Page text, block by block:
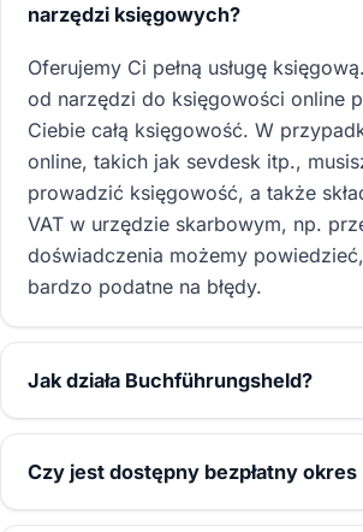
narzędzi księgowych?
Oferujemy Ci pełną usługę
od narzędzi do księgowości online
Ciebie całą księgowość. W
online, takich jak sevdesk itp.,
prowadzić księgowość, a także
VAT w urzędzie skarbowym, np.
doświadczenia możemy
bardzo podatne na błędy.
Jak działa Buchführungsheld?
Czy jest dostępny bezpłatny